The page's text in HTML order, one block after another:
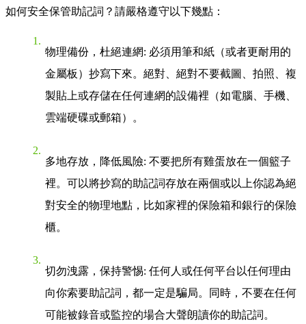
如何安全保管助記詞？請嚴格遵守以下幾點：
物理備份，杜絕連網: 必須用筆和紙（或者更耐用的
金屬板）抄寫下來。絕對、絕對不要截圖、拍照、複
製貼上或存儲在任何連網的設備裡（如電腦、手機、
雲端硬碟或郵箱）。
多地存放，降低風險: 不要把所有雞蛋放在一個籃子
裡。可以將抄寫的助記詞存放在兩個或以上你認為絕
對安全的物理地點，比如家裡的保險箱和銀行的保險
櫃。
切勿洩露，保持警惕: 任何人或任何平台以任何理由
向你索要助記詞，都一定是騙局。同時，不要在任何
可能被錄音或監控的場合大聲朗讀你的助記詞。